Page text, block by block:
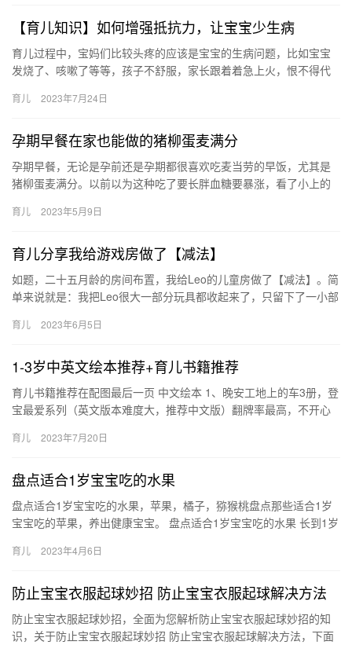
【育儿知识】如何增强抵抗力，让宝宝少生病
育儿过程中，宝妈们比较头疼的应该是宝宝的生病问题，比如宝宝
发烧了、咳嗽了等等，孩子不舒服，家长跟着着急上火，恨不得代
的…
育儿 2023年7月24日
孕期早餐在家也能做的猪柳蛋麦满分
孕期早餐，无论是孕前还是孕期都很喜欢吃麦当劳的早饭，尤其是
猪柳蛋麦满分。以前以为这种吃了要长胖血糖要暴涨，看了小上的
孕…
育儿 2023年5月9日
育儿分享我给游戏房做了【减法】
如题，二十五月龄的房间布置，我给Leo的儿童房做了【减法】。简
单来说就是：我把Leo很大一部分玩具都收起来了，只留下了一小部
育儿 2023年6月5日
1-3岁中英文绘本推荐+育儿书籍推荐
育儿书籍推荐在配图最后一页 中文绘本 1、晚安工地上的车3册，登
宝最爱系列（英文版本难度大，推荐中文版）翻牌率最高，不开心
育儿 2023年7月20日
盘点适合1岁宝宝吃的水果
盘点适合1岁宝宝吃的水果，苹果，橘子，猕猴桃盘点那些适合1岁
宝宝吃的苹果，养出健康宝宝。 盘点适合1岁宝宝吃的水果 长到1岁
育儿 2023年4月6日
防止宝宝衣服起球妙招 防止宝宝衣服起球解决方法
防止宝宝衣服起球妙招，全面为您解析防止宝宝衣服起球妙招的知
识，关于防止宝宝衣服起球妙招 防止宝宝衣服起球解决方法，下面